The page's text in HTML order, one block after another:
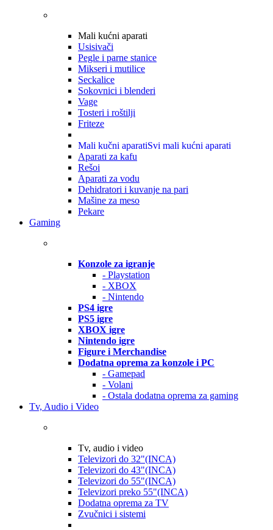
Mali kućni aparati
Usisivači
Pegle i parne stanice
Mikseri i mutilice
Seckalice
Sokovnici i blenderi
Vage
Tosteri i roštilji
Friteze
Mali kučni aparatiSvi mali kućni aparati
Aparati za kafu
Rešoi
Aparati za vodu
Dehidratori i kuvanje na pari
Mašine za meso
Pekare
Gaming
Konzole za igranje
- Playstation
- XBOX
- Nintendo
PS4 igre
PS5 igre
XBOX igre
Nintendo igre
Figure i Merchandise
Dodatna oprema za konzole i PC
- Gamepad
- Volani
- Ostala dodatna oprema za gaming
Tv, Audio i Video
Tv, audio i video
Televizori do 32"(INCA)
Televizori do 43"(INCA)
Televizori do 55"(INCA)
Televizori preko 55"(INCA)
Dodatna oprema za TV
Zvučnici i sistemi